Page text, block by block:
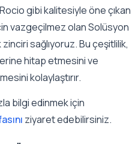
gibi kalitesiyle öne çıkan
vazgeçilmez olan Solüsyon
sağlıyoruz. Bu çeşitlilik,
hitap etmesini ve
kolaylaştırır.
bilgi edinmek için
ziyaret edebilirsiniz.